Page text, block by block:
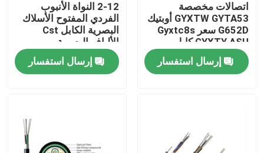
مراقبة الجودة
اتصل بنا
كابل الألياف البصرية في الهواء الطلق
اتصالات مخصصة
GYXTW GYTA53 أوبتيك
G652D سعر Gyxtc8s
GYXTY ASU كابل
الألياف
إرسال استفسار
2-12 النواة الأنبوب
الفردي المفتوح الأسلاك
البصرية الكابل Cst
الألياف البصرية
إرسال استفسار